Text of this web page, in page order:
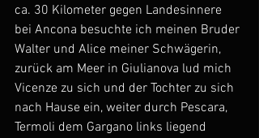
ca. 30 Kilometer gegen Landesinnere
bei Ancona besuchte ich meinen Bruder
Walter und Alice meiner Schwägerin,
zurück am Meer in Giulianova lud mich
Vicenze zu sich und der Tochter zu sich
nach Hause ein, weiter durch Pescara,
Termoli dem Gargano links liegend